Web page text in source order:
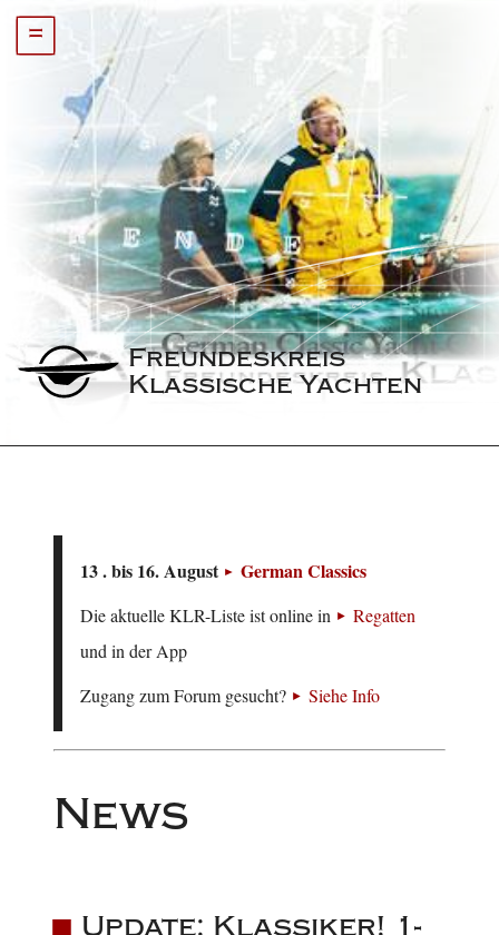
=
Freundeskreis
Klassische Yachten
13 . bis 16. August German Classics
Die aktuelle KLR-Liste ist online in
Regatten
und in der App
Zugang zum Forum gesucht?
Siehe Info
News
Update: Klassiker! 1-